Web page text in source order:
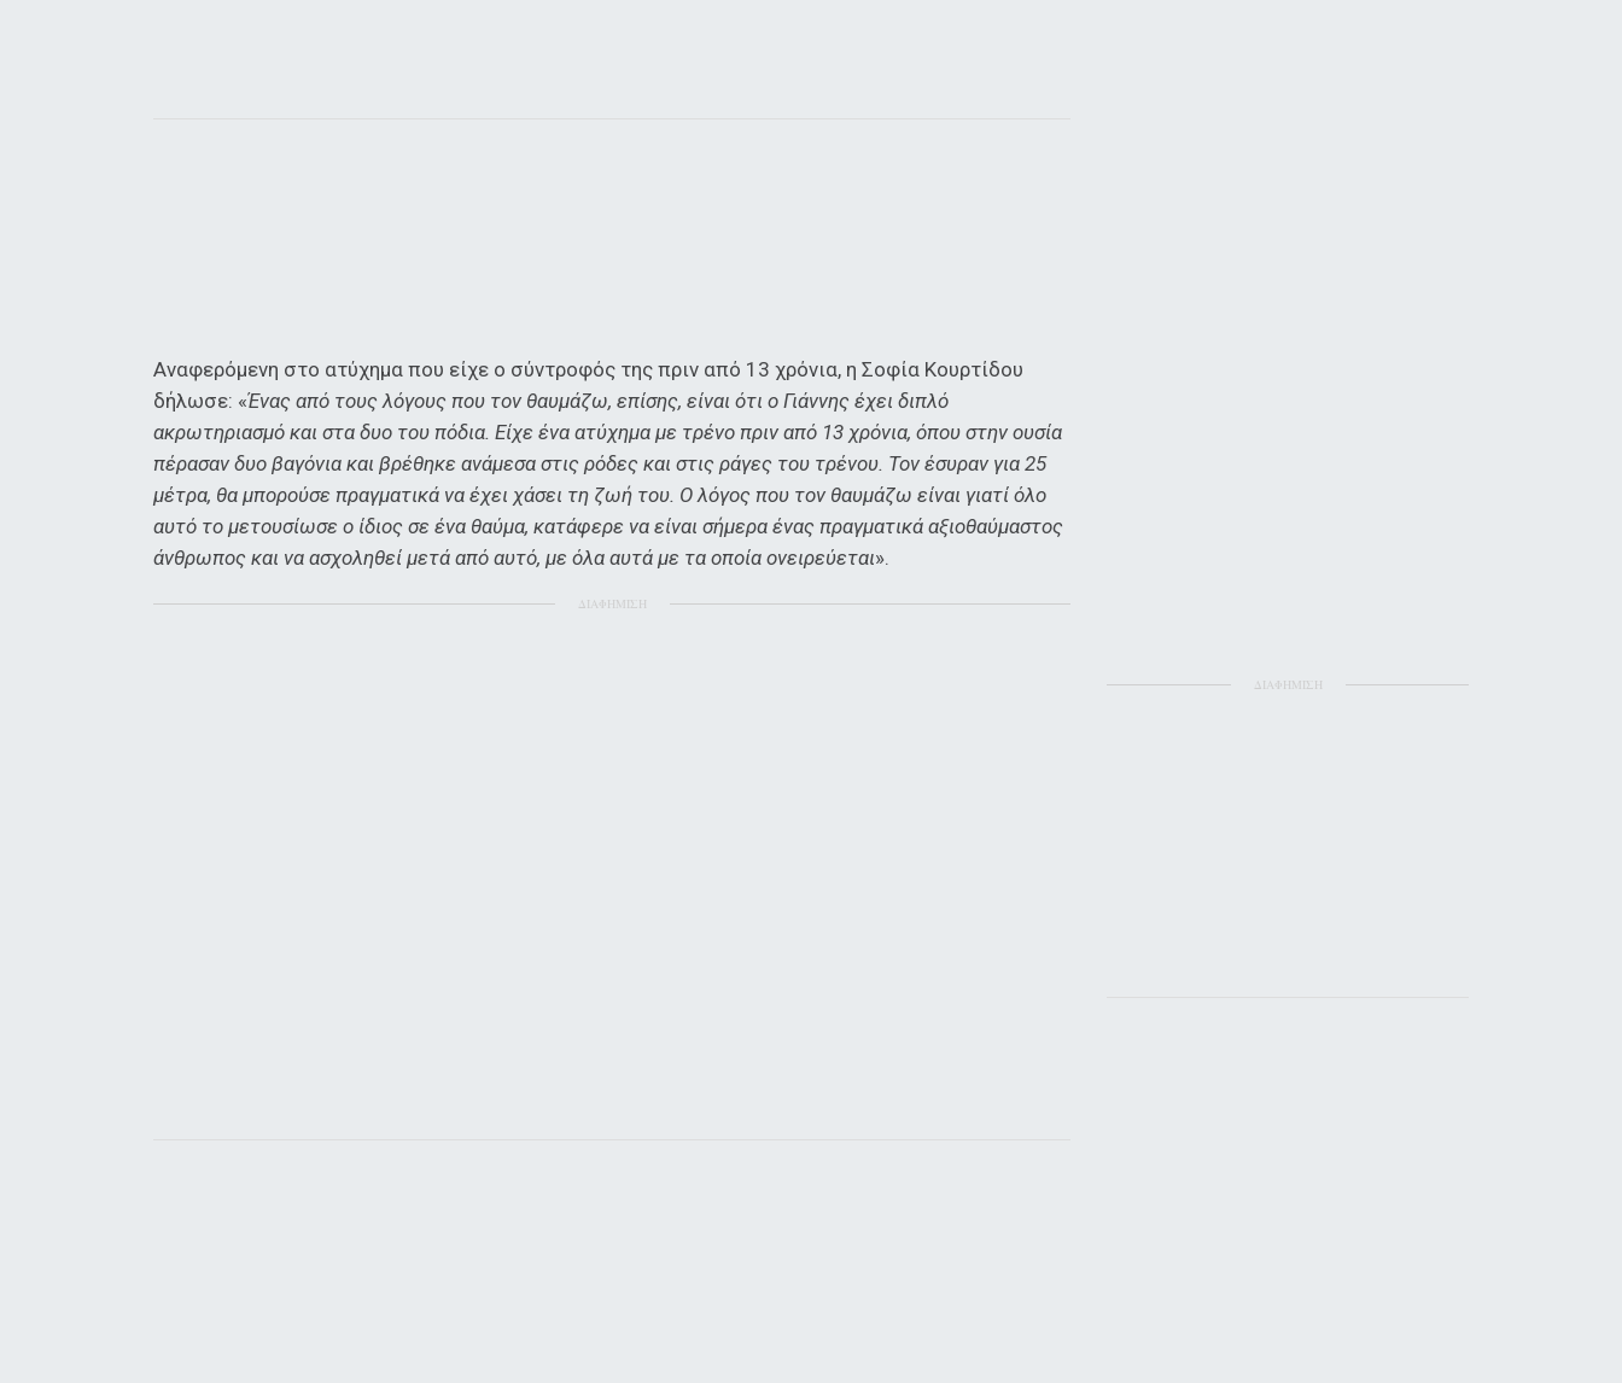
Αναφερόμενη στο ατύχημα που είχε ο σύντροφός της πριν από 13 χρόνια, η Σοφία Κουρτίδου
δήλωσε: «Ένας από τους λόγους που τον θαυμάζω, επίσης, είναι ότι ο Γιάννης έχει διπλό
ακρωτηριασμό και στα δυο του πόδια. Είχε ένα ατύχημα με τρένο πριν από 13 χρόνια, όπου στην ουσία
πέρασαν δυο βαγόνια και βρέθηκε ανάμεσα στις ρόδες και στις ράγες του τρένου. Τον έσυραν για 25
μέτρα, θα μπορούσε πραγματικά να έχει χάσει τη ζωή του. Ο λόγος που τον θαυμάζω είναι γιατί όλο
αυτό το μετουσίωσε ο ίδιος σε ένα θαύμα, κατάφερε να είναι σήμερα ένας πραγματικά αξιοθαύμαστος
άνθρωπος και να ασχοληθεί μετά από αυτό, με όλα αυτά με τα οποία ονειρεύεται».
ΔΙΑΦΗΜΙΣΗ
ΔΙΑΦΗΜΙΣΗ